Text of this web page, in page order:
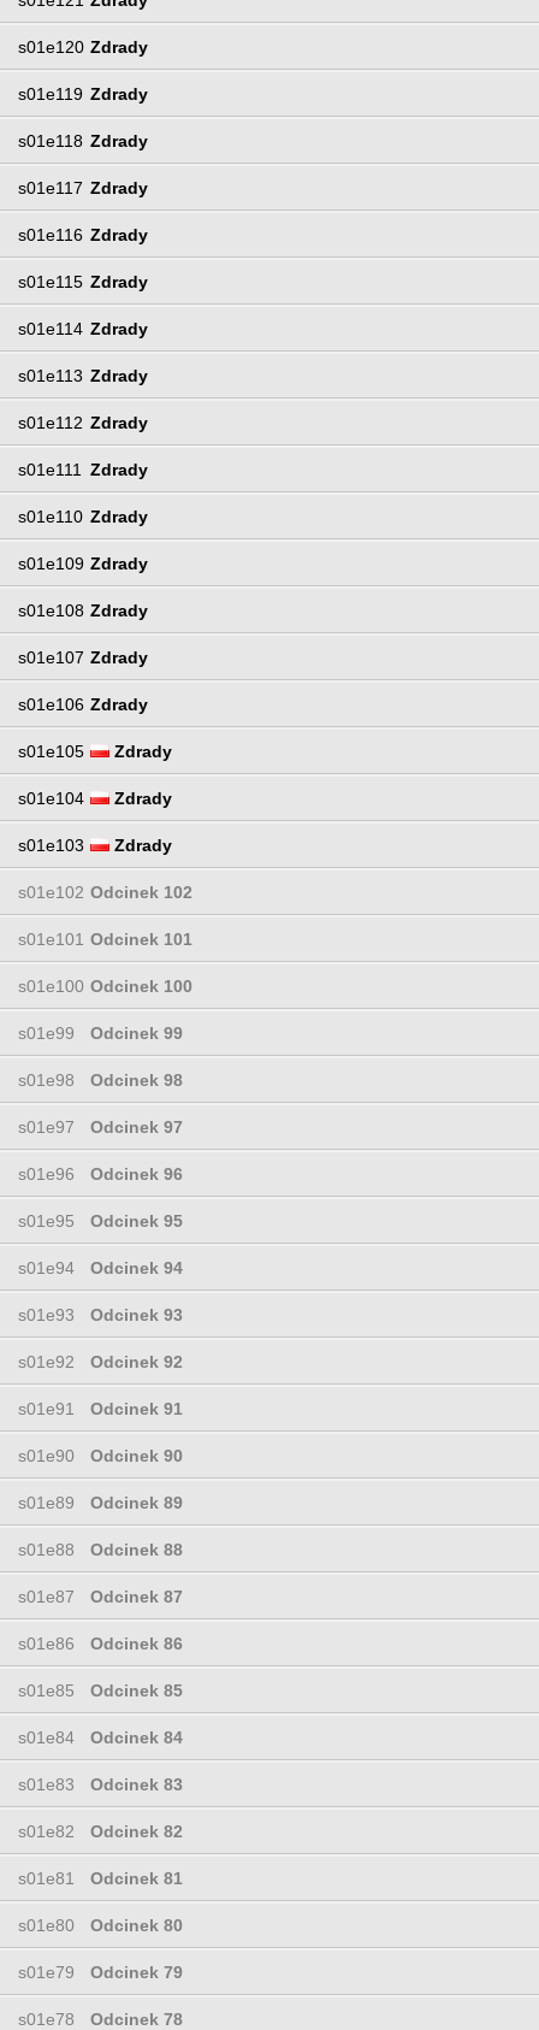
s01e120 Zdrady
s01e119 Zdrady
s01e118 Zdrady
s01e117 Zdrady
s01e116 Zdrady
s01e115 Zdrady
s01e114 Zdrady
s01e113 Zdrady
s01e112 Zdrady
s01e111 Zdrady
s01e110 Zdrady
s01e109 Zdrady
s01e108 Zdrady
s01e107 Zdrady
s01e106 Zdrady
s01e105 Zdrady
s01e104 Zdrady
s01e103 Zdrady
s01e102 Odcinek 102
s01e101 Odcinek 101
s01e100 Odcinek 100
s01e99 Odcinek 99
s01e98 Odcinek 98
s01e97 Odcinek 97
s01e96 Odcinek 96
s01e95 Odcinek 95
s01e94 Odcinek 94
s01e93 Odcinek 93
s01e92 Odcinek 92
s01e91 Odcinek 91
s01e90 Odcinek 90
s01e89 Odcinek 89
s01e88 Odcinek 88
s01e87 Odcinek 87
s01e86 Odcinek 86
s01e85 Odcinek 85
s01e84 Odcinek 84
s01e83 Odcinek 83
s01e82 Odcinek 82
s01e81 Odcinek 81
s01e80 Odcinek 80
s01e79 Odcinek 79
s01e78 Odcinek 78